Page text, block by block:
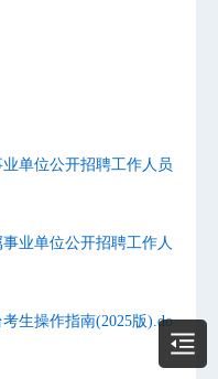
单位公开招聘工作人员
业单位公开招聘工作人
生操作指南(2025版).do